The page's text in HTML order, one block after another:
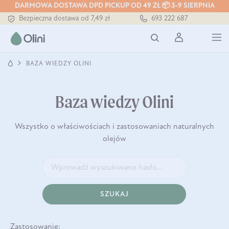
DARMOWA DOSTAWA DPD PICKUP OD 49 ZŁ 📦 3-9 SIERPNIA
Bezpieczna dostawa od 7,49 zł
Darmowa dostawa od 199 zł
Tłoczony zawsze na zimno
693 222 687
BAZA WIEDZY OLINI
Baza wiedzy Olini
Wszystko o właściwościach i zastosowaniach naturalnych
olejów
SZUKAJ
Zastosowanie: